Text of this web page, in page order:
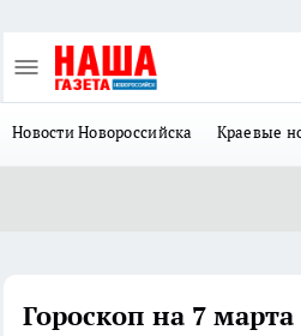
Новости Новороссийска Краевые
Гороскоп на 7